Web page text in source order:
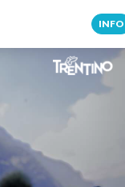
INFO